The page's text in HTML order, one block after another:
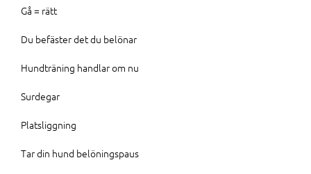
Gå = rätt
Du befäster det du belönar
Hundträning handlar om nu
Surdegar
Platsliggning
Tar din hund belöningspaus